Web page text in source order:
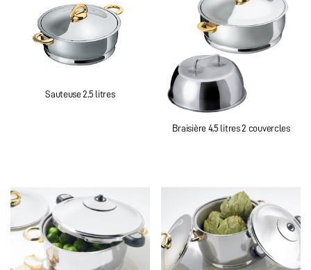
Sauteuse 2,5 litres
Braisière 4,5 litres 2 couvercles